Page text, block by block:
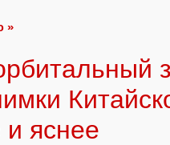
»
яснее